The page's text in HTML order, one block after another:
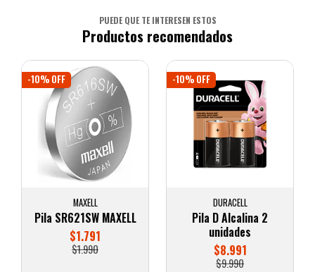
PUEDE QUE TE INTERESEN ESTOS
Productos recomendados
-10% OFF
MAXELL
Pila SR621SW MAXELL
$1.791
$1.990
-10% OFF
DURACELL
Pila D Alcalina 2
unidades
$8.991
$9.990